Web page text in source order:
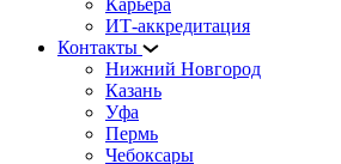
Карьера
ИТ-аккредитация
Контакты
Нижний Новгород
Казань
Уфа
Пермь
Чебоксары